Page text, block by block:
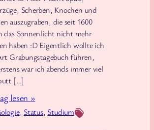
g
r
a
b
u
n
t
, Status, Studium
Scherben, Knochen und
auszugraben, die seit 1600
das Sonnenlicht nicht mehr
haben :D Eigentlich wollte ich
Grabungstagebuch führen,
war ich abends immer viel
[…]
lesen »:
U